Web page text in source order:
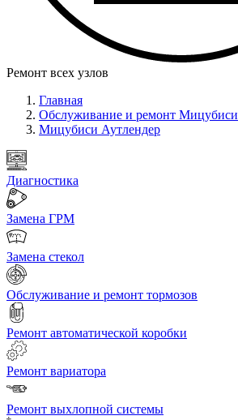
Ремонт всех узлов
Главная
Обслуживание и ремонт Мицубиси
Мицубиси Аутлендер
Диагностика
Замена ГРМ
Замена стекол
Обслуживание и ремонт тормозов
Ремонт автоматической коробки
Ремонт вариатора
Ремонт выхлопной системы